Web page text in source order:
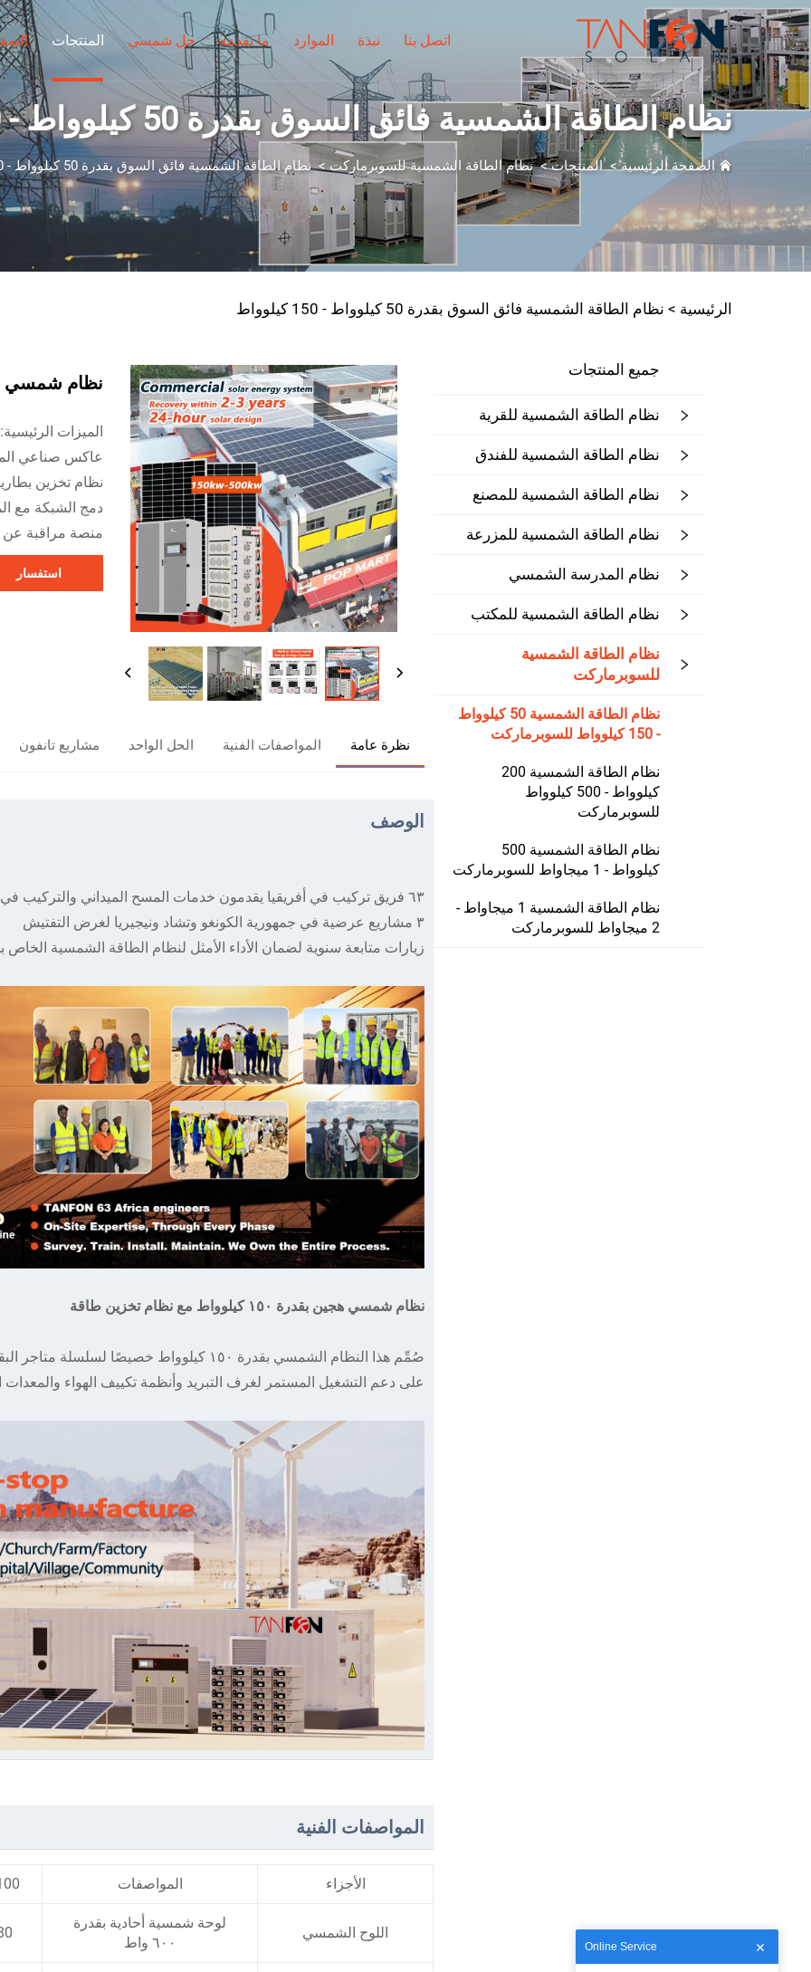
المنتجات حل شمسي ما نقدمه الموارد نبذة اتصل بنا
نظام الطاقة الشمسية فائق السوق بقدرة 50 كيلوواط - 150 كيلوواط
الصفحة الرئيسية>المنتجات>نظام الطاقة الشمسية للسوبرماركت>نظام الطاقة الشمسية فائق السوق بقدرة 50 كيلوواط - 150 كيلوواط
الرئيسية > نظام الطاقة الشمسية فائق السوق بقدرة 50 كيلوواط - 150 كيلوواط
جميع المنتجات
نظام الطاقة الشمسية للقرية
نظام الطاقة الشمسية للفندق
نظام الطاقة الشمسية للمصنع
نظام الطاقة الشمسية للمزرعة
نظام المدرسة الشمسي
نظام الطاقة الشمسية للمكتب
نظام الطاقة الشمسية
للسوبرماركت
نظام الطاقة الشمسية 50 كيلوواط
- 150 كيلوواط للسوبرماركت
نظام الطاقة الشمسية 200
كيلوواط - 500 كيلوواط
للسوبرماركت
نظام الطاقة الشمسية 500
كيلوواط - 1 ميجاواط للسوبرماركت
نظام الطاقة الشمسية 1 ميجاواط -
2 ميجاواط للسوبرماركت
نظام شمسي بقدرة ١٥٠ كيلوواط
الميزات الرئيسية:
عاكس صناعي
نظام تخزين
دمج الشبكة مع
منصة مراقبة عن
استفسار
نظرة عامة المواصفات الفنية الحل الواحد مشاريع تانفون
الوصف
٦٣ فريق تركيب في أفريقيا يقدمون خدمات المسح الميداني والتركيب في الموقع
٣ مشاريع عرضية في جمهورية الكونغو وتشاد ونيجيريا لغرض التفتيش
زيارات متابعة سنوية لضمان الأداء الأمثل لنظام الطاقة الشمسية الخاص
نظام شمسي هجين بقدرة ١٥٠ كيلوواط مع نظام تخزين طاقة
صُمِّم هذا النظام الشمسي بقدرة ١٥٠ كيلوواط
على دعم التشغيل المستمر لغرف التبريد وأنظمة تكييف الهواء والمعدات
المواصفات الفنية
الأجزاء المواصفات 100
اللوح الشمسي
لوحة شمسية أحادية بقدرة
٦٠٠ واط
Online Service